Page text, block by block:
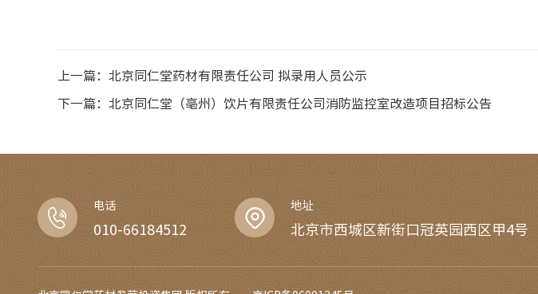
上一篇： 北京同仁堂药材有限责任公司 拟录用人员公示
下一篇： 北京同仁堂（亳州）饮片有限责任公司消防监控室改造项目招标公告
电话
010-66184512
地址
北京市西城区新街口冠英园西区甲4号